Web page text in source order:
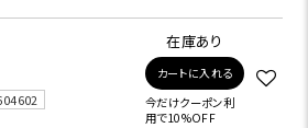
在庫あり
カートに入れる
今だけクーポン利
用で10%OFF